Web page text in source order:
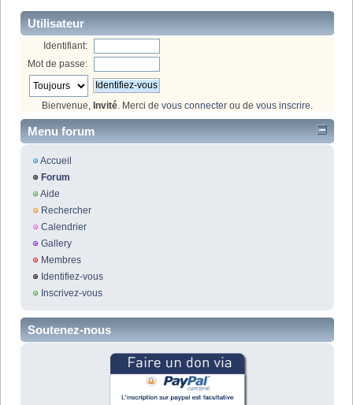
Utilisateur
Identifiant:
Mot de passe:
Bienvenue, Invité . Merci de vous connecter ou de vous inscrire
Menu forum
Accueil
Forum
Aide
Rechercher
Calendrier
Gallery
Membres
Identifiez-vous
Inscrivez-vous
Soutenez-nous